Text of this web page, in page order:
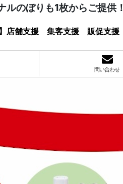
のぼりも1枚からご提供！
】店舗支援 集客支援 販促支援
問い合わせ